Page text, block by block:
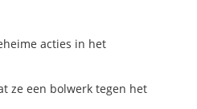
acties in het
ze een bolwerk tegen het